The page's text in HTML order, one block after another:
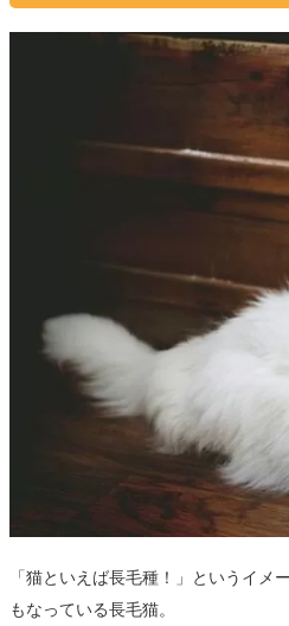
「猫といえば長毛種！」というイ
もなっている長毛猫。